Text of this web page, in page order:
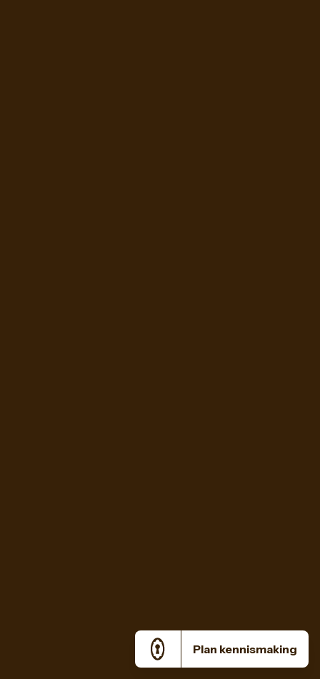
Plan kennismaking